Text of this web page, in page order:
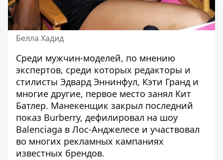
Белла Хадид
Среди мужчин-моделей, по мнению
экспертов, среди которых редакторы и
стилисты Эдвард Эннинфул, Кэти Гранд и
многие другие, первое место занял Кит
Батлер. Манекенщик закрыл последний
показ Burberry, дефилировал на шоу
Balenciaga в Лос-Анджелесе и участвовал
во многих рекламных кампаниях
известных брендов.